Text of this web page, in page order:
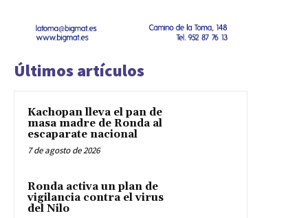
Últimos artículos
Kachopan lleva el pan de
masa madre de Ronda al
escaparate nacional
7 de agosto de 2026
Ronda activa un plan de
vigilancia contra el virus
del Nilo